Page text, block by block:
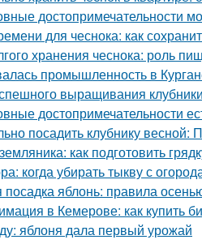
достопримечательности
для чеснока: как
хранения чеснока: роль
промышленность в
выращивания
достопримечательности
посадить клубнику
как подготовить
когда убирать тыкву с
яблонь: правила
в Кемерове: как купить
яблоня дала первый урожай